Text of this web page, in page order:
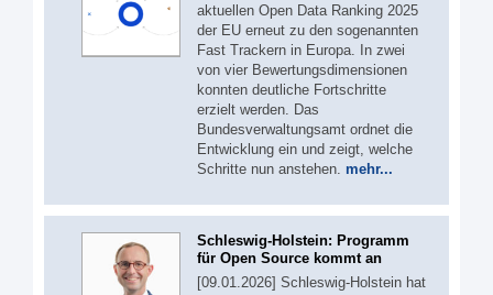
aktuellen Open Data Ranking 2025
der EU erneut zu den sogenannten
Fast Trackern in Europa. In zwei
von vier Bewertungsdimensionen
konnten deutliche Fortschritte
erzielt werden. Das
Bundesverwaltungsamt ordnet die
Entwicklung ein und zeigt, welche
Schritte nun anstehen. mehr...
Schleswig-Holstein: Programm
für Open Source kommt an
[09.01.2026] Schleswig-Holstein hat